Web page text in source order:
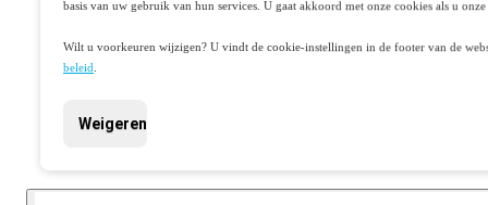
basis van uw gebruik van hun services. U gaat akkoord met onze cookies als u
Wilt u voorkeuren wijzigen? U vindt de cookie-instellingen in de footer van de
beleid
Weigeren